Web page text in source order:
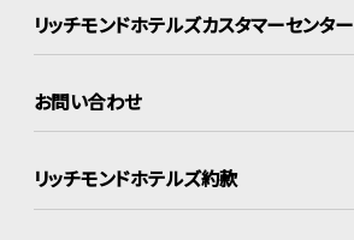
リッチモンドホテルズカスタマーセンター
お問い合わせ
リッチモンドホテルズ約款